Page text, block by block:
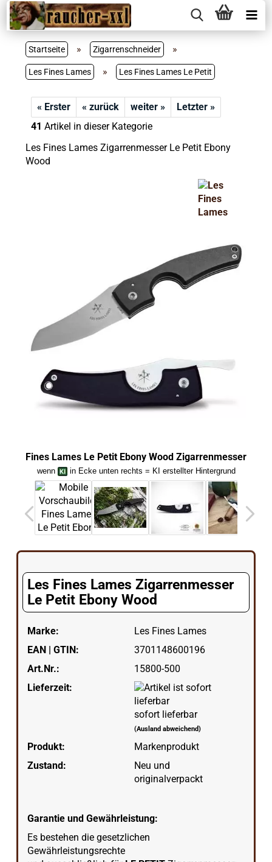
Startseite » Zigarrenschneider »
Les Fines Lames » Les Fines Lames Le Petit
« Erster « zurück weiter »
Letzter »
41 Artikel in dieser Kategorie
Les Fines Lames Zigarrenmesser Le Petit Ebony
Wood
Fines Lames Le Petit Ebony Wood Zigarrenmesser
wenn in Ecke unten rechts = KI erstellter Hintergrund
Les Fines Lames Zigarrenmesser
Le Petit Ebony Wood
Marke:
Les Fines Lames
EAN | GTIN:
3701148600196
Art.Nr.:
15800-500
Lieferzeit:
sofort lieferbar
(Ausland abweichend)
Produkt:
Markenprodukt
Zustand:
Neu und
originalverpackt
Garantie und Gewährleistung:
Es bestehen die gesetzlichen
Gewährleistungsrechte